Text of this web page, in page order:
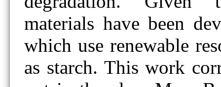
materials have been
which use renewable
as starch. This work